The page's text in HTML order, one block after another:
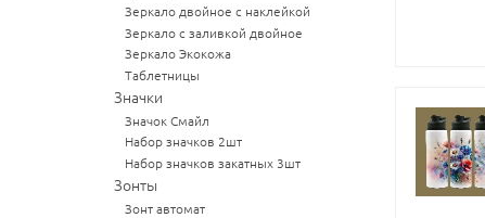
Зеркало двойное с наклейкой
Зеркало с заливкой двойное
Зеркало Экокожа
Таблетницы
Значки
Значок Смайл
Набор значков 2шт
Набор значков закатных 3шт
Зонты
Зонт автомат